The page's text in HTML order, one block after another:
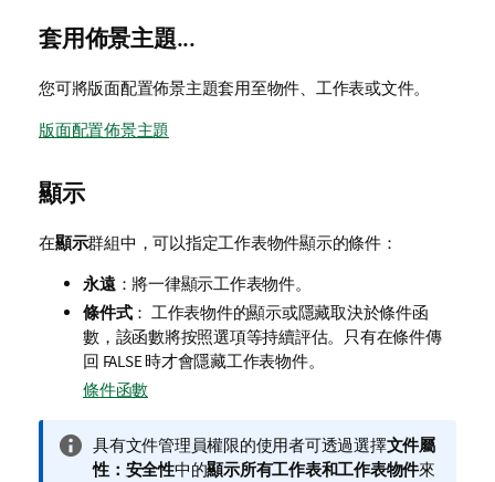
套用佈景主題...
您可將版面配置佈景主題套用至物件、工作表或文件。
版面配置佈景主題
顯示
在顯示群組中，可以指定工作表物件顯示的條件：
永遠：將一律顯示工作表物件。
條件式： 工作表物件的顯示或隱藏取決於條件函
數，該函數將按照選項等持續評估。只有在條件傳
回 FALSE 時才會隱藏工作表物件。
條件函數
資
訊
具有文件管理員權限的使用者可透過選擇文件屬
性：安全性中的顯示所有工作表和工作表物件來